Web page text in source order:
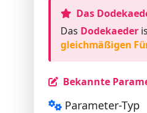
Das
Das Dodekaeder
gleichmäßigen
Bekannte
Parameter-Typ